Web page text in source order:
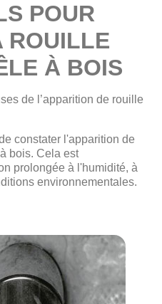
POUR
ROUILLE
À BOIS
de l’apparition de rouille
constater l'apparition de
bois. Cela est
prolongée à l'humidité, à
environnementales.